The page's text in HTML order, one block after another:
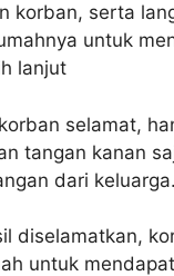
korban, serta
untuk
lanjut
selamat,
tangan kanan
dari keluarga.
diselamatkan,
untuk